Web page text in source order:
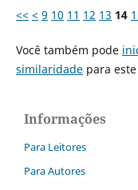
<< < 9 10 11 12 13 14
Você também pode
similaridadepara
Informações
Para Leitores
Para Autores